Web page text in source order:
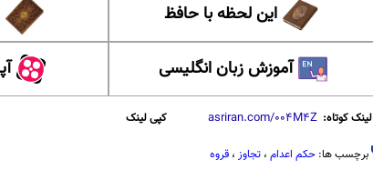
این لحظه با حافظ
آموزش زبان انگلیسی
لینک کوتاه: کپی لینک
برچسب ها: حکم اعدام ، تجاوز ، قروه